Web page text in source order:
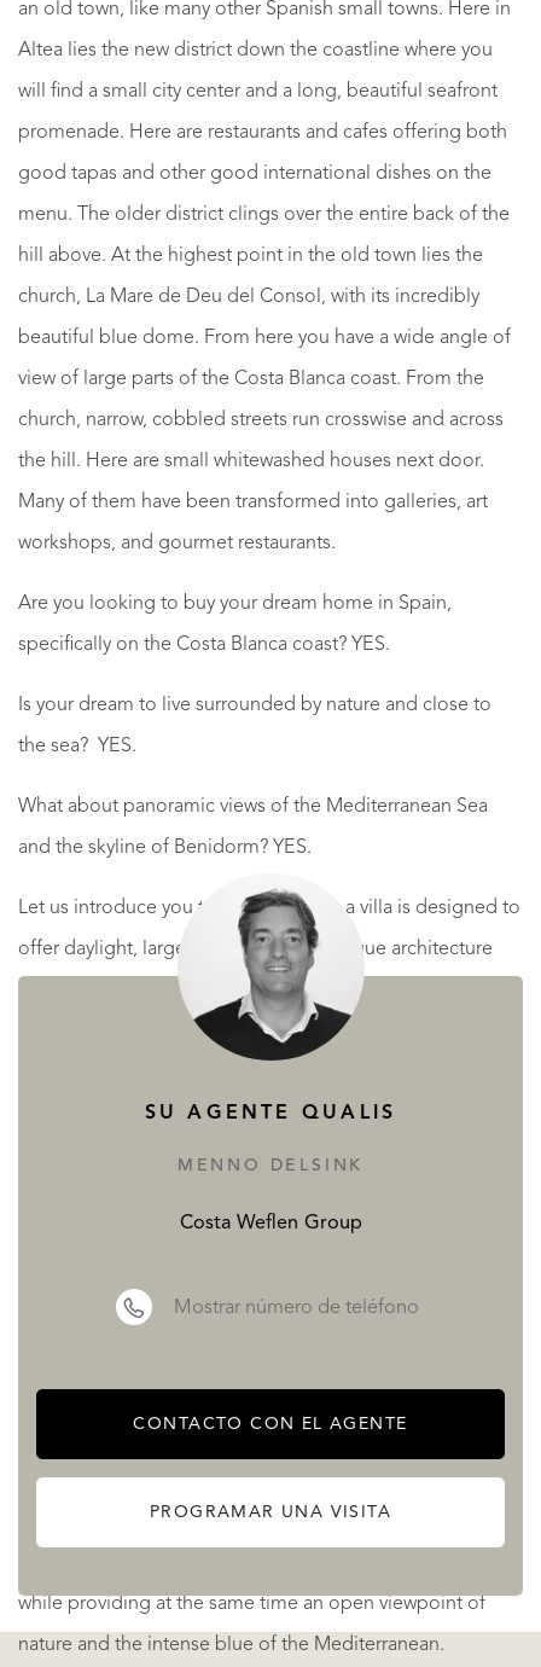
an old town, like many other Spanish small towns. Here in
Altea lies the new district down the coastline where you
will find a small city center and a long, beautiful seafront
promenade. Here are restaurants and cafes offering both
good tapas and other good international dishes on the
menu. The older district clings over the entire back of the
hill above. At the highest point in the old town lies the
church, La Mare de Deu del Consol, with its incredibly
beautiful blue dome. From here you have a wide angle of
view of large parts of the Costa Blanca coast. From the
church, narrow, cobbled streets run crosswise and across
the hill. Here are small whitewashed houses next door.
Many of them have been transformed into galleries, art
workshops, and gourmet restaurants.
Are you looking to buy your dream home in Spain,
specifically on the Costa Blanca coast? YES.
Is your dream to live surrounded by nature and close to
the sea? YES.
What about panoramic views of the Mediterranean Sea
and the skyline of Benidorm? YES.
Let us introduce you to this property - a villa is designed to
offer daylight, large interior spaces, unique architecture
and natural surroundings, panoramic views of the
Mediterranean Sea, and the skyline of Benidorm.
different shapes, a terrace, a swimming room, a barbeque,
a locked garage, and a lift.
designed with state-of-the-art architecture, where each
only 50 Km from Alicante airport, and 100 km from
Valencia airport. The picturesque coastal town of Altea
while providing at the same time an open viewpoint of
nature and the intense blue of the Mediterranean.
SU AGENTE QUALIS
MENNO DELSINK
Costa Weflen Group
Mostrar número de teléfono
CONTACTO CON EL AGENTE
PROGRAMAR UNA VISITA